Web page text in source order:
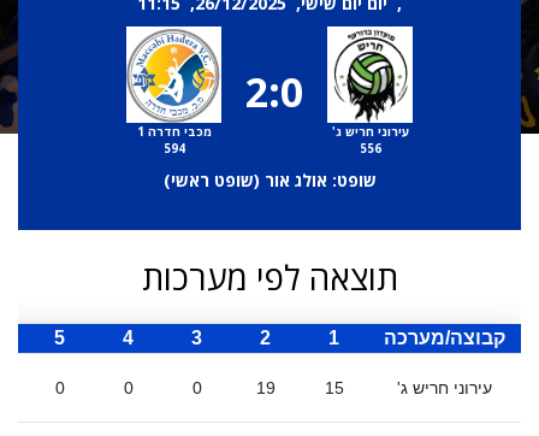
עירוני חריש ג'
556
2:0
מכבי חדרה 1
594
שופט: אולג אור (שופט ראשי)
תוצאה לפי מערכות
קבוצה/מערכה 1
2
3
4
5
עירוני חריש ג' 15
19
0
0
0